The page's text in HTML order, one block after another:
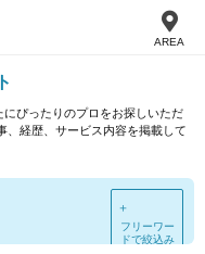
AREA
ぴったりのプロをお探しいただ
、経歴、サービス内容を掲載して
＋
フリーワー
ドで絞込み